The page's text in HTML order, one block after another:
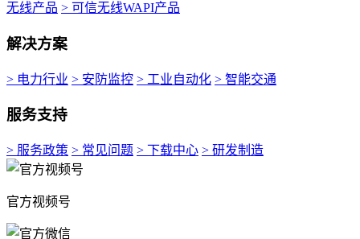
无线产品 > 可信无线WAPI产品
解决方案
> 电力行业 > 安防监控 > 工业自动化 > 智能交通
服务支持
> 服务政策 > 常见问题 > 下载中心 > 研发制造
官方视频号